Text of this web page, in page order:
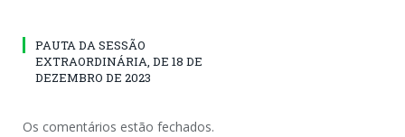
PAUTA DA SESSÃO
EXTRAORDINÁRIA, DE 18 DE
DEZEMBRO DE 2023
Os comentários estão fechados.